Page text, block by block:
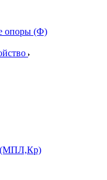
опоры (Ф)
(МПЛ,Кр)